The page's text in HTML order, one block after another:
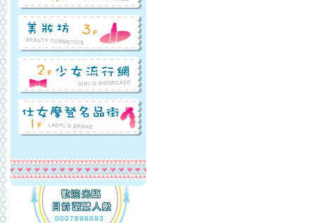
0007898093